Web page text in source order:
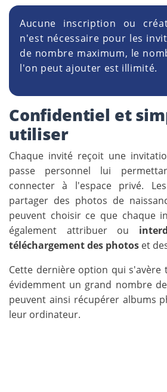
Aucune inscription ou
n'est nécessaire pour les
de nombre maximum, le
l'on peut ajouter est illimité.
Confidentiel et
utiliser
Chaque invité reçoit une
passe personnel lui
connecter à l'espace privé.
partager des photos de
peuvent choisir ce que chaque
également attribuer ou
téléchargement des photos et
Cette dernière option qui s'avère
évidemment un grand nombre
peuvent ainsi récupérer albums
leur ordinateur.